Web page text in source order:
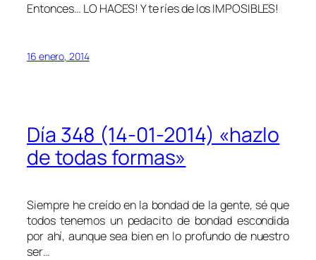
Entonces… LO HACES! Y te ríes de los IMPOSIBLES!
16 enero, 2014
Día 348 (14-01-2014) «hazlo
de todas formas»
Siempre he creído en la bondad de la gente, sé que
todos tenemos un pedacito de bondad escondida
por ahí, aunque sea bien en lo profundo de nuestro
ser…